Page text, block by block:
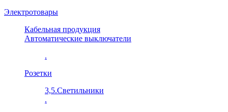
Электротовары
Кабельная продукция
Автоматические выключатели
.
Розетки
3,5.Светильники
.